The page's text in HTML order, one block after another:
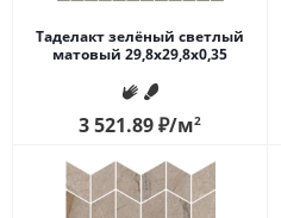
Таделакт зелёный светлый
матовый 29,8x29,8x0,35
3 521.89₽/м2